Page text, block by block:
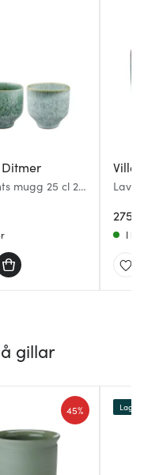
mugg 25 cl 2-
Lave
275
I
gillar
45%